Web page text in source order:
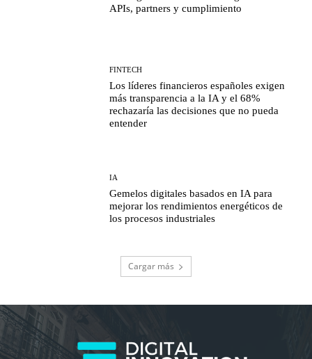
APIs, partners y cumplimiento
FINTECH
Los líderes financieros españoles exigen
más transparencia a la IA y el 68%
rechazaría las decisiones que no pueda
entender
IA
Gemelos digitales basados en IA para
mejorar los rendimientos energéticos de
los procesos industriales
Cargar más